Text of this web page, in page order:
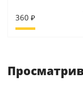
360 ₽